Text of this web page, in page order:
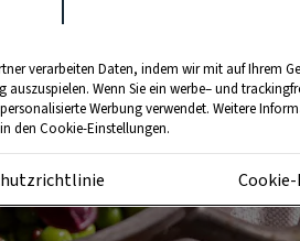
verarbeiten Daten, indem wir mit auf Ihrem
Wenn Sie ein werbe– und
Werbung verwendet. Weitere
den Cookie-Einstellungen.